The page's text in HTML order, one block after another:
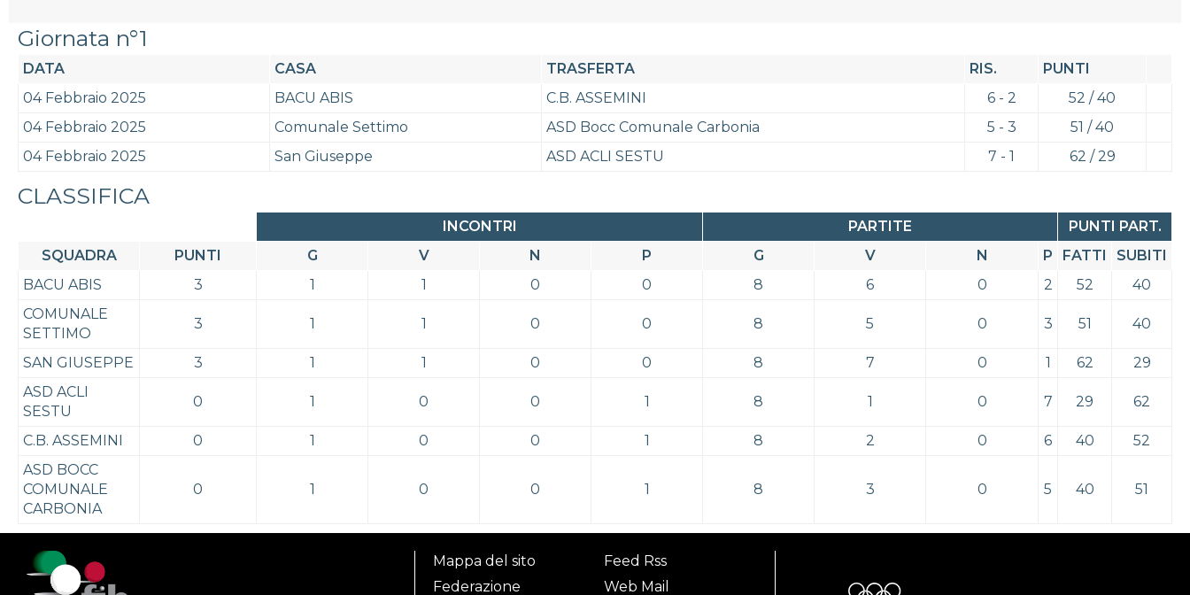
Giornata n°1
DATA CASA TRASFERTA RIS.
PUNTI
04 Febbraio 2025
BACU ABIS C.B. ASSEMINI 6 - 2
52 / 40
04 Febbraio 2025
Comunale Settimo ASD Bocc Comunale Carbonia 5 - 3
51 / 40
04 Febbraio 2025
San Giuseppe ASD ACLI SESTU 7 - 1 62 / 29
CLASSIFICA
INCONTRI PARTITE
PUNTI PART.
SQUADRA
PUNTI G V N P G V N P FATTI
SUBITI
BACU ABIS
3 1 1 0 0 8 6 0 2 52
40
COMUNALE
SETTIMO
3 1 1 0 0 8 5 0 3 51 40
SAN GIUSEPPE 3 1 1 0 0 8 7 0 1 62
29
ASD ACLI
SESTU
0 1 0 0 1 8 1 0 7 29 62
C.B. ASSEMINI 0 1 0 0 1 8 2 0 6 40
52
ASD BOCC
COMUNALE
CARBONIA
0 1 0 0 1 8 3 0 5 40 51
Mappa del sito
Feed Rss
Federazione
Web Mail